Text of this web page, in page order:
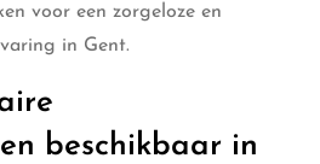
voor een zorgeloze en
in Gent.
beschikbaar in